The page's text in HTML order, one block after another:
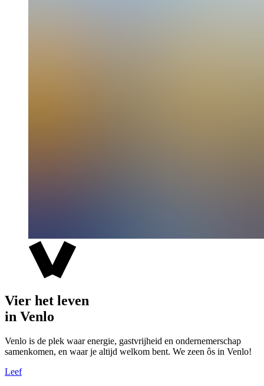
Vier het leven
in Venlo
Venlo is de plek waar energie, gastvrijheid en ondernemerschap
samenkomen, en waar je altijd welkom bent. We zeen ôs in Venlo!
Leef